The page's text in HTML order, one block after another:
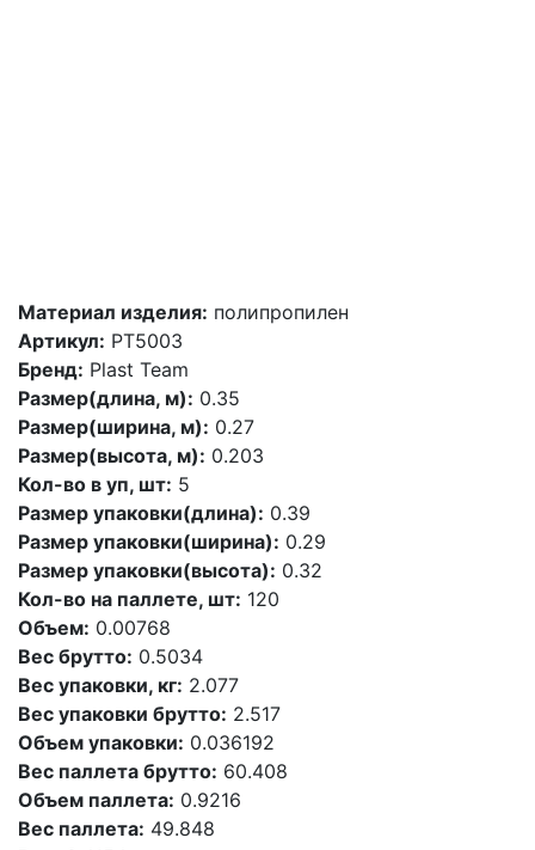
Материал изделия: полипропилен
Артикул: PT5003
Бренд: Plast Team
Размер(длина, м): 0.35
Размер(ширина, м): 0.27
Размер(высота, м): 0.203
Кол-во в уп, шт: 5
Размер упаковки(длина): 0.39
Размер упаковки(ширина): 0.29
Размер упаковки(высота): 0.32
Кол-во на паллете, шт: 120
Объем: 0.00768
Вес брутто: 0.5034
Вес упаковки, кг: 2.077
Вес упаковки брутто: 2.517
Объем упаковки: 0.036192
Вес паллета брутто: 60.408
Объем паллета: 0.9216
Вес паллета: 49.848